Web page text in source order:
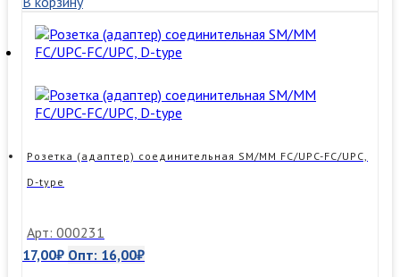
Розетка (адаптер) соединительная SM/MM FC/UPC-FC/UPC,
D-type
Арт: 000231
17,00₽ Опт: 16,00₽